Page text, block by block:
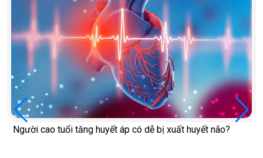
Người cao tuổi tăng huyết áp có dễ bị xuất huyết não?